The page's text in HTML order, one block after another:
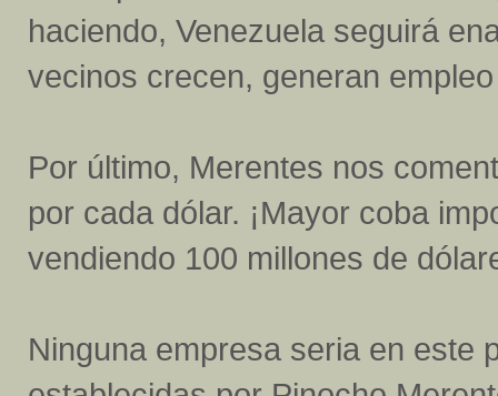
haciendo, Venezuela seguirá
vecinos crecen, generan
Por último, Merentes nos
por cada dólar. ¡Mayor coba
vendiendo 100 millones de
Ninguna empresa seria en este